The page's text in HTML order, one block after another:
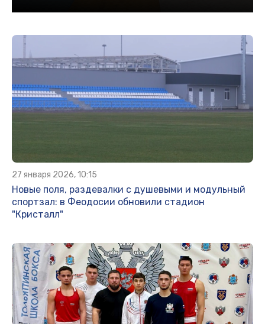
27 января 2026, 10:15
Новые поля, раздевалки с душевыми и модульный
спортзал: в Феодосии обновили стадион
"Кристалл"